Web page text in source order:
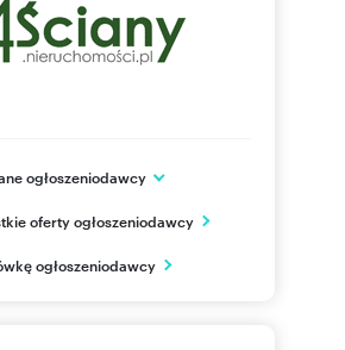
ogłoszeniodawcy
oferty ogłoszeniodawcy
ogłoszeniodawcy